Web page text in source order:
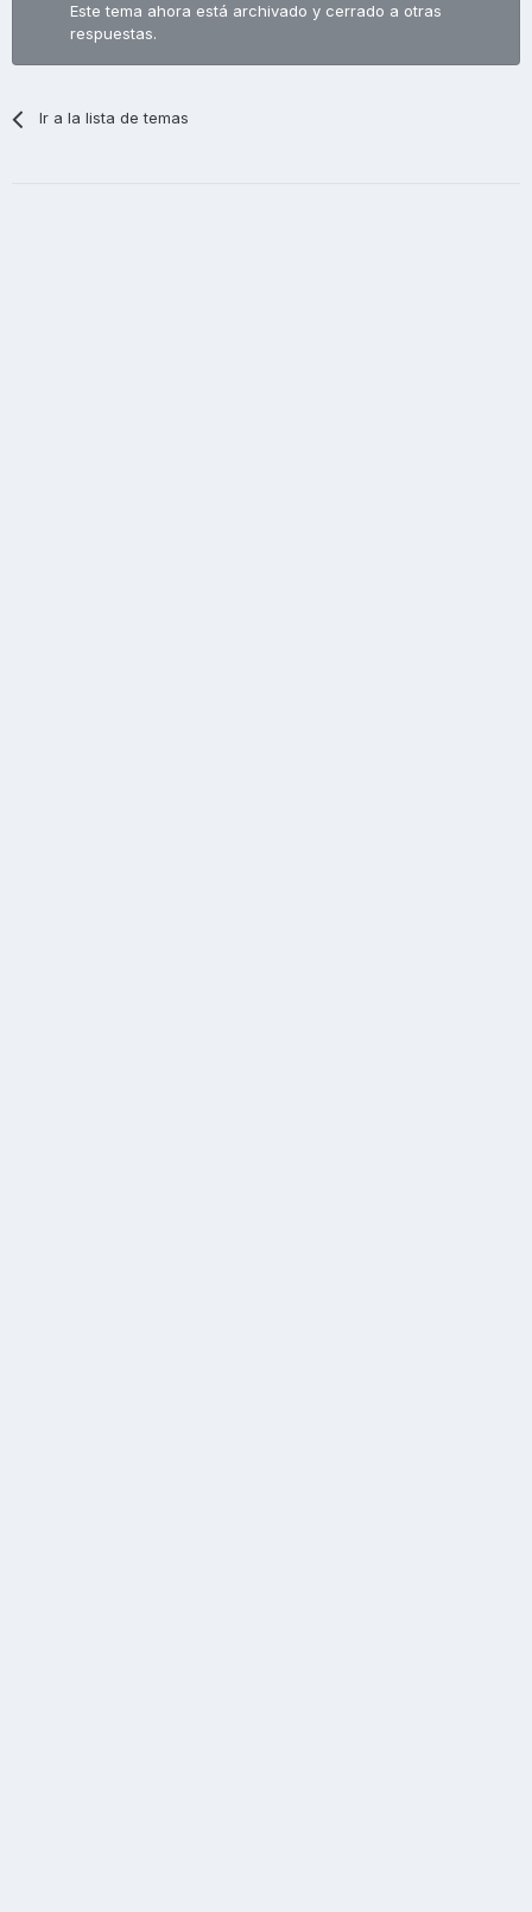
Este tema ahora está archivado y cerrado a otras
respuestas.
Ir a la lista de temas